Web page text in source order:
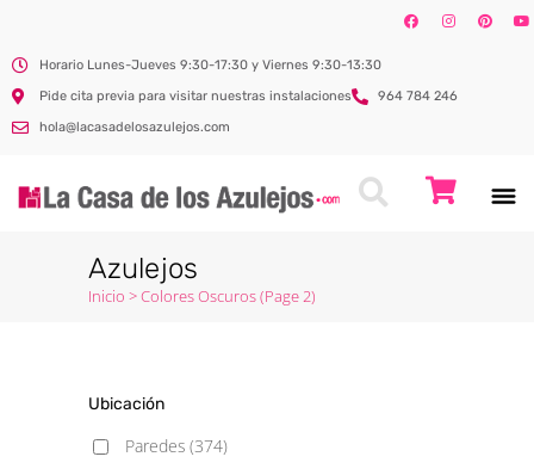
Horario Lunes-Jueves 9:30-17:30 y Viernes 9:30-13:30
Pide cita previa para visitar nuestras instalaciones
964 784 246
hola@lacasadelosazulejos.com
Azulejos
Inicio >Colores Oscuros(Page 2)
Ubicación
Paredes (374)